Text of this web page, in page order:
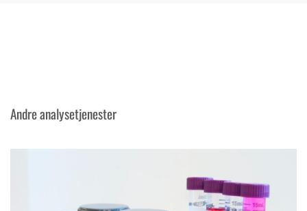
Andre analysetjenester